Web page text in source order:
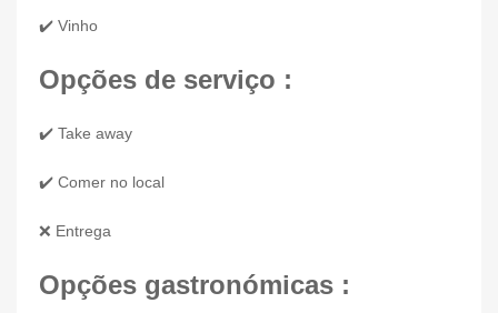
✔️ Vinho
Opções de serviço :
✔️ Take away
✔️ Comer no local
❌ Entrega
Opções gastronómicas :